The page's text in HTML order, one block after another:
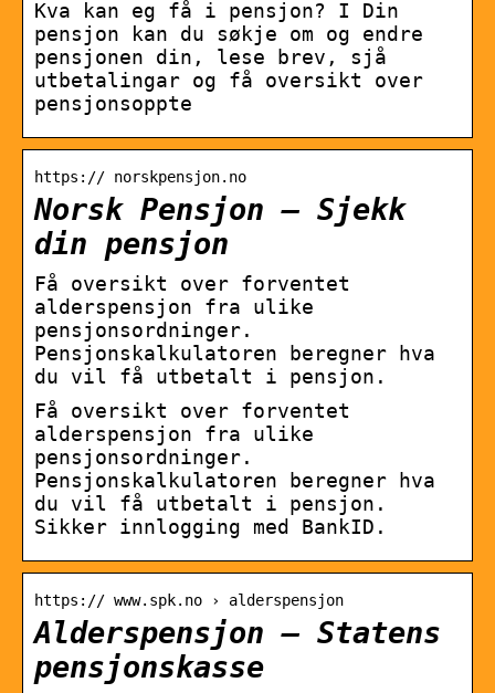
Kva kan eg få i pensjon? I Din
pensjon kan du søkje om og endre
pensjonen din, lese brev, sjå
utbetalingar og få oversikt over
pensjonsoppte
https:// norskpensjon.no
Norsk Pensjon – Sjekk
din pensjon
Få oversikt over forventet
alderspensjon fra ulike
pensjonsordninger.
Pensjonskalkulatoren beregner hva
du vil få utbetalt i pensjon.
Få oversikt over forventet
alderspensjon fra ulike
pensjonsordninger.
Pensjonskalkulatoren beregner hva
du vil få utbetalt i pensjon.
Sikker innlogging med BankID.
https:// www.spk.no › alderspensjon
Alderspensjon – Statens
pensjonskasse